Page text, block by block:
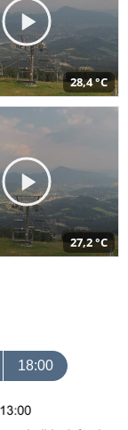
28,4 °C
27,2 °C
18:00